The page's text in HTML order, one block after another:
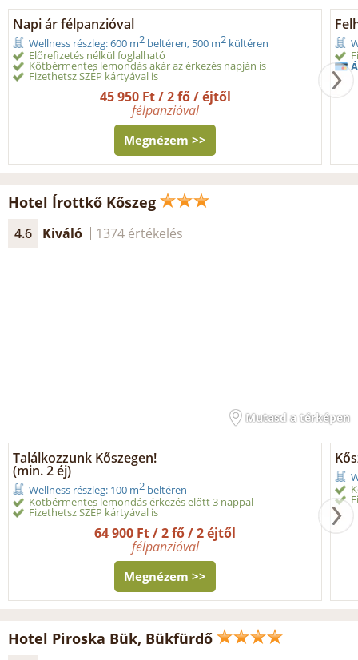
Napi ár félpanzióval
Wellness részleg: 600 m2 beltéren, 500 m2 kültéren
Előrefizetés nélkül foglalható
Kötbérmentes lemondás akár az érkezés napján is
Fizethetsz SZÉP kártyával is
45 950 Ft / 2 fő / éjtől
félpanzióval
Megnézem >>
Hotel Írottkő Kőszeg
4.6 Kiváló 1374 értékelés
Mutasd a térképen
Találkozzunk Kőszegen!
(min. 2 éj)
Wellness részleg: 100 m2 beltéren
Kötbérmentes lemondás érkezés előtt 3 nappal
Fizethetsz SZÉP kártyával is
64 900 Ft / 2 fő / 2 éjtől
félpanzióval
Megnézem >>
Hotel Piroska Bük, Bükfürdő